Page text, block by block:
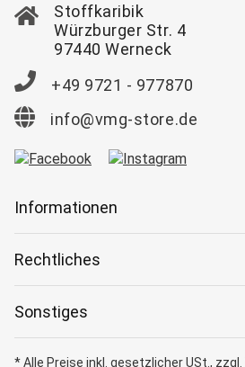
Stoffkaribik
Würzburger Str. 4
97440 Werneck
+49 9721 - 977870
info@vmg-store.de
Informationen
Rechtliches
Sonstiges
* Alle Preise inkl. gesetzlicher USt., zzgl.